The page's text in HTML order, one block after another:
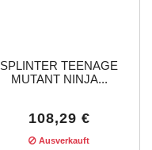
SPLINTER TEENAGE
MUTANT NINJA...
108,29 €
Ausverkauft